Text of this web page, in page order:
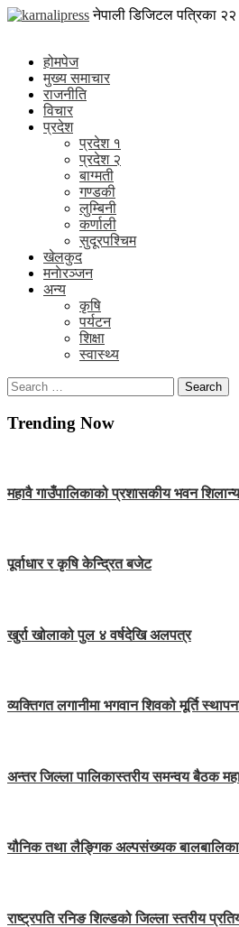
Skip
karnalipress
नेपाली डिजिटल पत्रिका २२
होमपेज
मुख्य समाचार
राजनीति
विचार
प्रदेश
प्रदेश १
प्रदेश २
बाग्मती
गण्डकी
लुम्बिनी
कर्णाली
सुदूरपश्चिम
खेलकुद
मनाेरञ्जन
अन्य
कृषि
पर्यटन
शिक्षा
स्वास्थ्य
Search
for:
Trending Now
महावै गाउँपालिकाको प्रशासकीय भवन
पूर्वाधार र कृषि केन्द्रित बजेट
खुर्रा खोलाको पुल ४ वर्षदेखि अलपत्र
व्यक्तिगत लगानीमा भगवान शिवको मूर्ति
अन्तर जिल्ला पालिकास्तरीय समन्वय बैठक
यौनिक तथा लैङ्गिक अल्पसंख्यक बालबालिका
राष्ट्रपति रनिङ शिल्डको जिल्ला स्तरीय